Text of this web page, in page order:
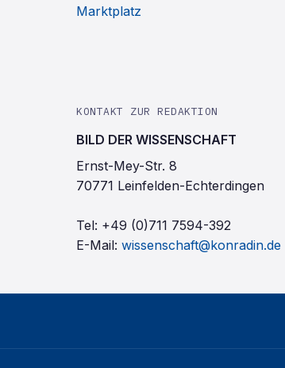
Marktplatz
KONTAKT ZUR REDAKTION
BILD DER WISSENSCHAFT
Ernst-Mey-Str. 8
70771 Leinfelden-Echterdingen
Tel: +49 (0)711 7594-392
E-Mail: wissenschaft@konradin.de